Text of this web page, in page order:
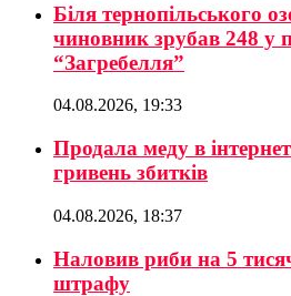
Біля тернопільського
чиновник зрубав 248 у
“Загребелля”
04.08.2026, 19:33
Продала меду в
гривень збитків
04.08.2026, 18:37
Наловив риби на 5
штрафу